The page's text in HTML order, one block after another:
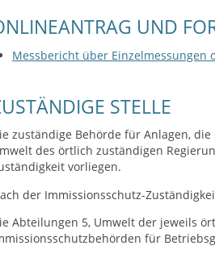
UND
Messbericht über
STELLE
zuständige Behörde für Anlagen,
des örtlich zuständigen
vorliegen.
der Immissionsschutz-
Abteilungen 5, Umwelt der jeweils
für